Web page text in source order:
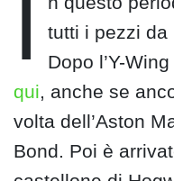
I
tutti i pezzi da
Dopo l’Y-
qui, anche se
volta dell’Aston
Bond. Poi è